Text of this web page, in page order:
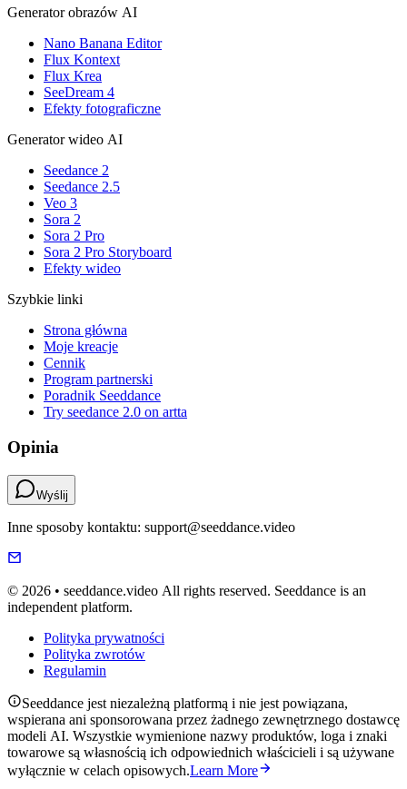
Generator obrazów AI
Nano Banana Editor
Flux Kontext
Flux Krea
SeeDream 4
Efekty fotograficzne
Generator wideo AI
Seedance 2
Seedance 2.5
Veo 3
Sora 2
Sora 2 Pro
Sora 2 Pro Storyboard
Efekty wideo
Szybkie linki
Strona główna
Moje kreacje
Cennik
Program partnerski
Poradnik Seeddance
Try seedance 2.0 on artta
Opinia
Wyślij
Inne sposoby kontaktu: support@seeddance.video
© 2026 • seeddance.video All rights reserved. Seeddance is an
independent platform.
Polityka prywatności
Polityka zwrotów
Regulamin
Seeddance jest niezależną platformą i nie jest powiązana,
wspierana ani sponsorowana przez żadnego zewnętrznego dostawcę
modeli AI. Wszystkie wymienione nazwy produktów, loga i znaki
towarowe są własnością ich odpowiednich właścicieli i są używane
wyłącznie w celach opisowych.Learn More